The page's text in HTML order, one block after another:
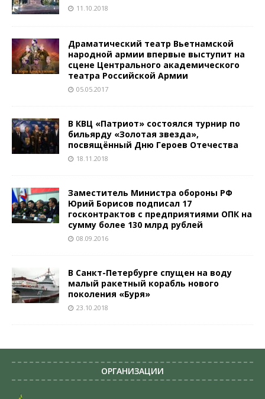
11.10.2018
Драматический театр Вьетнамской
народной армии впервые выступит на
сцене Центрального академического
театра Российской Армии
05.05.2017
В КВЦ «Патриот» состоялся турнир по
бильярду «Золотая звезда»,
посвящённый Дню Героев Отечества
18.11.2018
Заместитель Министра обороны РФ
Юрий Борисов подписал 17
госконтрактов с предприятиями ОПК на
сумму более 130 млрд рублей
08.09.2016
В Санкт-Петербурге спущен на воду
малый ракетный корабль нового
поколения «Буря»
23.10.2018
ОРГАНИЗАЦИИ